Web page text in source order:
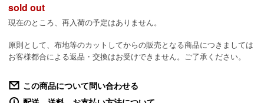
sold out
現在のところ、再入荷の予定はありません。
原則として、布地等のカットしてからの販売となる商品につきましては
お客様都合による返品・交換はお受けできません。ご了承ください。
この商品について問い合わせる